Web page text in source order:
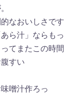
なおいしさです
ら汁」ならもっ
てまたこの時間
すい
噌汁作ろっ